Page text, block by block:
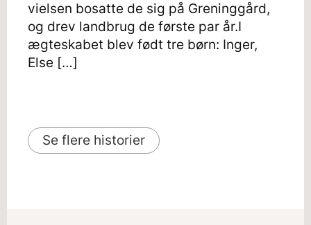
vielsen bosatte de sig på Greninggård,
og drev landbrug de første par år.I
ægteskabet blev født tre børn: Inger,
Else […]
Se flere historier